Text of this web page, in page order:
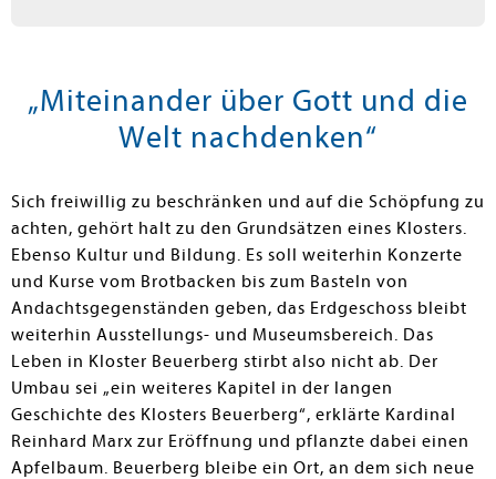
„Miteinander über Gott und die
Welt nachdenken“
Sich freiwillig zu beschränken und auf die Schöpfung zu
achten, gehört halt zu den Grundsätzen eines Klosters.
Ebenso Kultur und Bildung. Es soll weiterhin Konzerte
und Kurse vom Brotbacken bis zum Basteln von
Andachtsgegenständen geben, das Erdgeschoss bleibt
weiterhin Ausstellungs- und Museumsbereich. Das
Leben in Kloster Beuerberg stirbt also nicht ab. Der
Umbau sei „ein weiteres Kapitel in der langen
Geschichte des Klosters Beuerberg“, erklärte Kardinal
Reinhard Marx zur Eröffnung und pflanzte dabei einen
Apfelbaum. Beuerberg bleibe ein Ort, an dem sich neue